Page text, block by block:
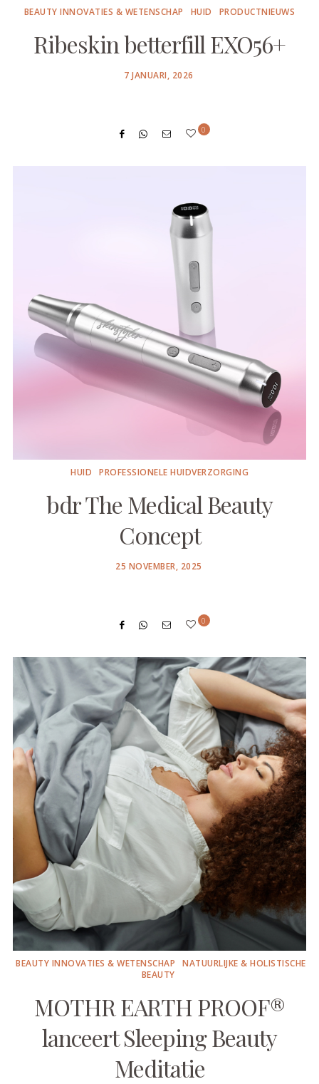
BEAUTY INNOVATIES & WETENSCHAP HUID PRODUCTNIEUWS
Ribeskin betterfill EXO56+
POSTED
7 JANUARI, 2026
0
HUID PROFESSIONELE HUIDVERZORGING
bdr The Medical Beauty
Concept
POSTED
25 NOVEMBER, 2025
0
BEAUTY INNOVATIES & WETENSCHAP
NATUURLIJKE & HOLISTISCHE
BEAUTY
MOTHR EARTH PROOF®
lanceert Sleeping Beauty
Meditatie